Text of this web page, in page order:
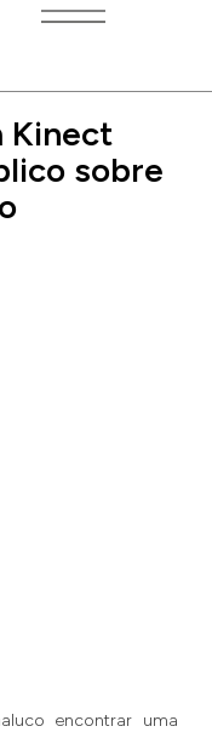
Kinect
sobre
encontrar uma